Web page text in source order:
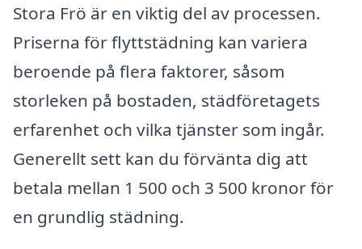
Stora Frö är en viktig del av processen.
Priserna för flyttstädning kan variera
beroende på flera faktorer, såsom
storleken på bostaden, städföretagets
erfarenhet och vilka tjänster som ingår.
Generellt sett kan du förvänta dig att
betala mellan 1 500 och 3 500 kronor för
en grundlig städning.